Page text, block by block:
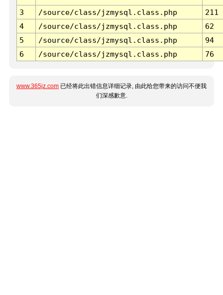
3 /source/class/jzmysql.class.php
211
4
/source/class/jzmysql.class.php
62
5
/source/class/jzmysql.class.php
94
6
/source/class/jzmysql.class.php 76
www.365jz.com 已经将此出错信息详细记录, 由此给您带来的访问不便我
们深感歉意.